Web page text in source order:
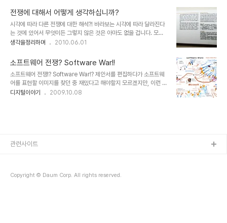
대 노동사..
알수 없습니다. 그러나 지금껏 살아오면서 6.25에 대한 기억들이 결
코 작지 않았던 까닭에 감으로 느끼지 못하는 것과는 반대로 6.25라
는 글자만으로도 머리에 떠오르는 무언가가 있음은 이 글을 쓰는 저만
의 특별한 무엇은 아닐 겁니다. 그렇게 매년 6월이 되면 자연스럽게
상기되었던 6.25입니다만, 특히 올해 2010년은 60년이라고 하는
오는 듯 합니다. 그래서인지 결코..
전쟁에 대해서 어떻게 생각하십니까?
시각에 따라 다른 전쟁에 대한 해석?! 바라보는 시각에 따라 달라진다
는 것에 있어서 무엇이든 그렇지 않은 것은 아마도 없을 겁니다. 모두
가 각자 지닌 입장이나 주어진 환경과 시각에 따라서 생각은 달라 질
다고 봅니다. 특히, 전쟁을 경험하지 못한 아이들이 전쟁을 배경으로
하는 게임(주로 롤플레잉 게임 또는 전략시뮬레이션 등)을 통해 얻어
지는 전쟁에 대한 인식은 그저 재미로 받아들이게 될수도 있습니다. 실
제 미국의 경우 아이들에게 군에 대한 인식을 -군입대 및 사관학교 진
학에 대한 홍보 등을 목적으로 하는- 부여하는데 있어서 이러한 전략
생각을정리하며 2010.06.01
소프트웨어 전쟁? Software War!!
소프트웨어 전쟁!? Software War!? 제안서를 편집하다가 소프트웨
어를 표현할 이미지를 찾던 중 재밌다고 해야할지 모르겠지만, 이런 이
미지를 보게 되었습니다. 이러한 구도의 이미지를 구상한 이유가 무엇
니다. 아마도 저와 같은 생각을 하고 계신 분들도 많으리라 기대합니다
디지털이야기 2009.10.08
Copyright © Daum Corp. All rights reserved.
관련사이트